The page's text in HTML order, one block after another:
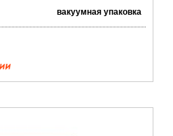
вакуумная упаковка